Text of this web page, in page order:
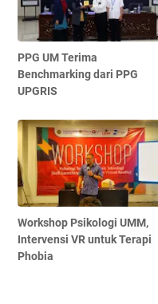
PPG UM Terima
Benchmarking dari PPG
UPGRIS
Workshop Psikologi UMM,
Intervensi VR untuk Terapi
Phobia